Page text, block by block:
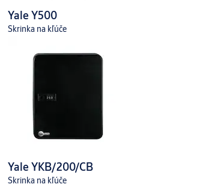
Yale Y500
Skrinka na kľúče
Yale YKB/200/CB
Skrinka na kľúče